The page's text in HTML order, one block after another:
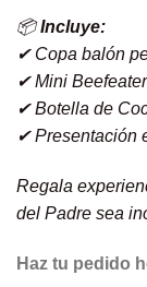
📦Incluye:
✔ Copa balón
✔ Mini
✔ Botella de
✔ Presentación
Regala
del Padre sea
Haz tu pedido